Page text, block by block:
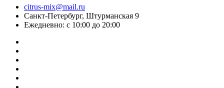
citrus-mix@mail.ru
Санкт-Петербург, Штурманская 9
Ежедневно: с 10:00 до 20:00